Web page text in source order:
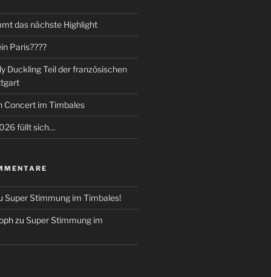
das nächste Highlight
Paris????
Duckling Teil der französischen
Concert im Timbales
füllt sich…
Super Stimmung im Timbales!
zu Super Stimmung im